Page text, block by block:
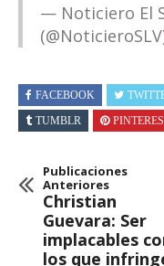
— Noticiero El
FACEBOOK
TUMBLR
Publicaciones
Anteriores
Christian
Guevara: Ser
implacables
los que